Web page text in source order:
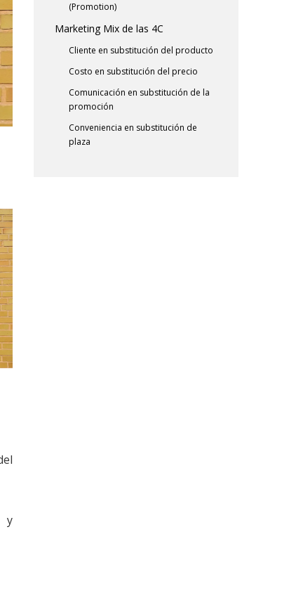
(Promotion)
Marketing Mix de las 4C
Cliente en substitución del producto
Costo en substitución del precio
Comunicación en substitución de la
promoción
Conveniencia en substitución de
plaza